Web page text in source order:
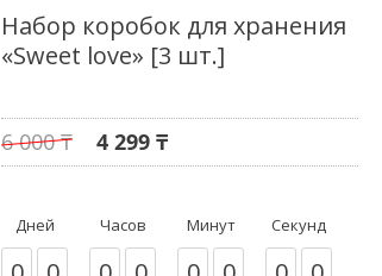
Набор коробок для хранения
«Sweet love» [3 шт.]
6 000 ₸ 4 299 ₸
Дней Часов Минут Секунд